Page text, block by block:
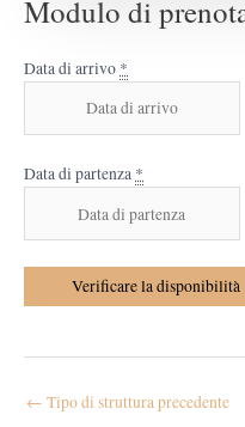
Modulo di
Data di arrivo *
Data di partenza *
← Tipo di struttura precedente